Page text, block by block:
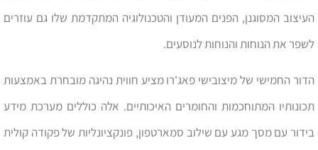
העיצוב המסוגנן, הפנים המעודן והטכנולוגיה המתקדמת שלו גם עוזרים
לשפר את הנוחות והנוחות לנוסעים.
הדור החמישי של מיצובישי פאג'רו מציע חווית נהיגה מובחרת באמצעות
תכונותיו המתוחכמות והחומרים האיכותיים. אלה כוללים מערכת מידע
בידור עם מסך מגע עם שילוב סמארטפון, פונקציונליות של פקודה קולית